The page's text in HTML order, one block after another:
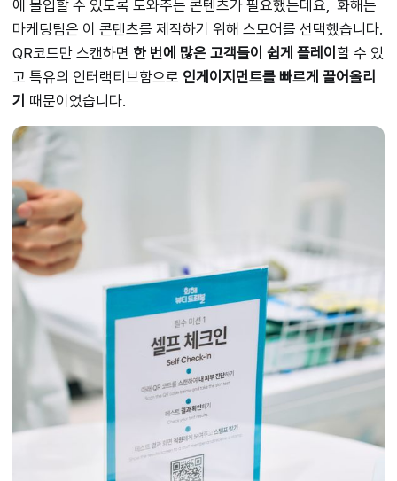
에 몰입할 수 있도록 도와주는 콘텐츠가 필요했는데요, 화해는
마케팅팀은 이 콘텐츠를 제작하기 위해 스모어를 선택했습니다.
QR코드만 스캔하면 한 번에 많은 고객들이 쉽게 플레이 할 수 있
고 특유의 인터랙티브함으로 인게이지먼트를 빠르게 끌어올리
기 때문이었습니다.